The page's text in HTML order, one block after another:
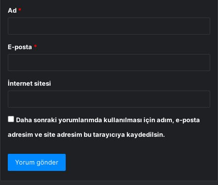
Ad *
E-posta *
İnternet sitesi
Daha sonraki yorumlarımda kullanılması için adım, e-posta
adresim ve site adresim bu tarayıcıya kaydedilsin.